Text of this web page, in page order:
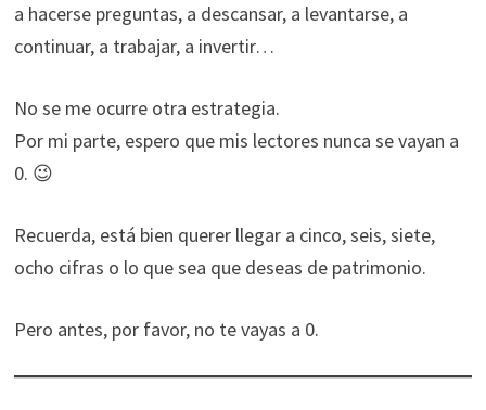
a hacerse preguntas, a descansar, a levantarse, a
continuar, a trabajar, a invertir…
No se me ocurre otra estrategia.
Por mi parte, espero que mis lectores nunca se vayan a
0. 😉
Recuerda, está bien querer llegar a cinco, seis, siete,
ocho cifras o lo que sea que deseas de patrimonio.
Pero antes, por favor, no te vayas a 0.